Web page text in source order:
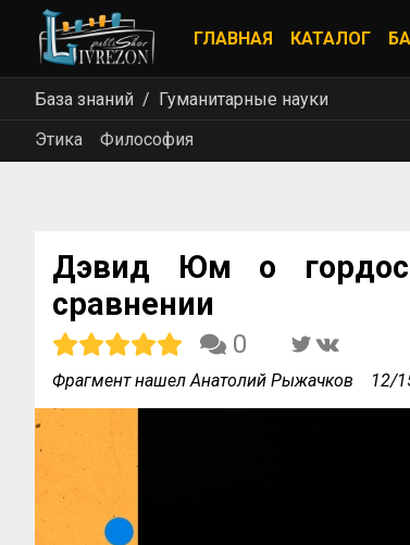
ГЛАВНАЯ КАТАЛОГ
База знаний
Гуманитарные науки
Этика
Философия
Дэвид Юм о
сравнении
0
Фрагмент нашел Анатолий Рыжачков 12/